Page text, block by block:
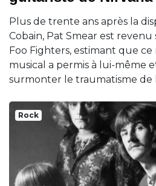
Plus de trente ans après la
Cobain, Pat Smear est revenu
Foo Fighters, estimant que
musical a permis à lui-même
surmonter le traumatisme de
Rock